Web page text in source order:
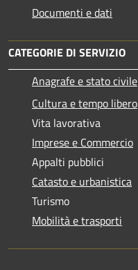
Documenti e dati
CATEGORIE DI SERVIZIO
Anagrafe e stato civile
Cultura e tempo libero
Vita lavorativa
Imprese e Commercio
Appalti pubblici
Catasto e urbanistica
Turismo
Mobilità e trasporti